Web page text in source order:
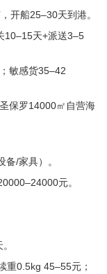
开船25–30天到港。
10–15天+派送3–5
敏感货35–42
保罗14000㎡自营海
/家具）。
元。
重0.5kg 45–55元；